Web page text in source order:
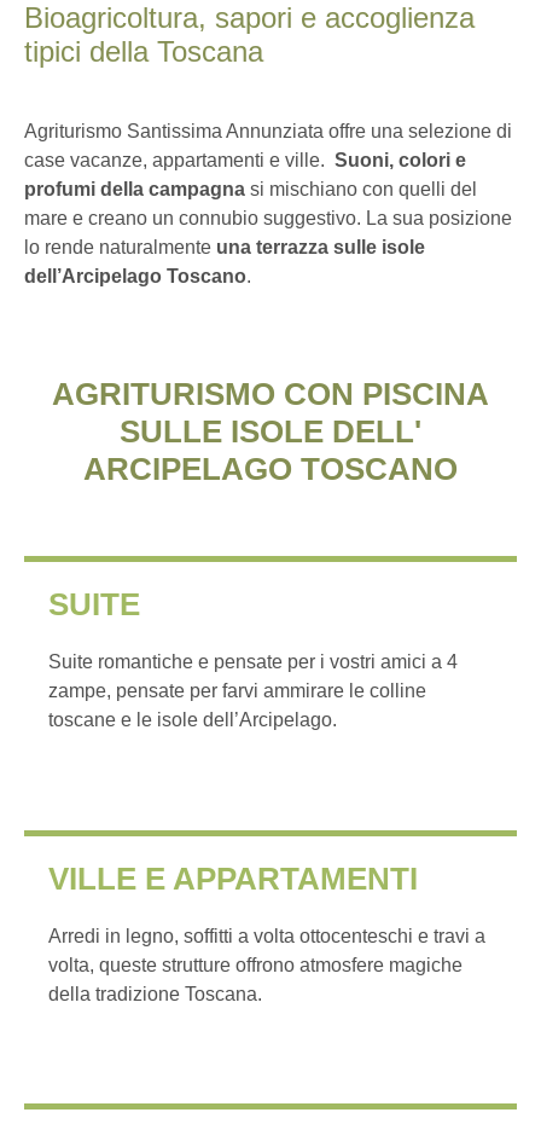
Bioagricoltura, sapori e accoglienza
tipici della Toscana
Agriturismo Santissima Annunziata offre una selezione di
case vacanze, appartamenti e ville. Suoni, colori e
profumi della campagna si mischiano con quelli del
mare e creano un connubio suggestivo. La sua posizione
lo rende naturalmente una terrazza sulle isole
dell’Arcipelago Toscano.
AGRITURISMO CON PISCINA
SULLE ISOLE DELL'
ARCIPELAGO TOSCANO
SUITE
Suite romantiche e pensate per i vostri amici a 4
zampe, pensate per farvi ammirare le colline
toscane e le isole dell’Arcipelago.
VILLE E APPARTAMENTI
Arredi in legno, soffitti a volta ottocenteschi e travi a
volta, queste strutture offrono atmosfere magiche
della tradizione Toscana.